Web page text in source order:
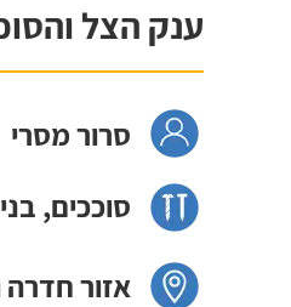
ענק הצל
סרור מסרי
סוככים,
אזור חדרה